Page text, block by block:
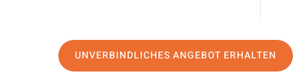
UNVERBINDLICHES ANGEBOT ERHALTEN